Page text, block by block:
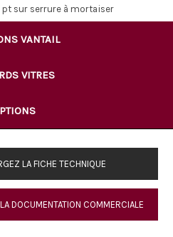
pt sur serrure à mortaiser
VANTAIL
VITRES
LA FICHE TECHNIQUE
DOCUMENTATION COMMERCIALE